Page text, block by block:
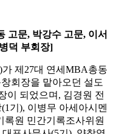
고문, 박강수 고문, 이서
덕 부회장]
제27대 연세MBA총동
회장을 맡아오던 설도
이 되었으며, 김경원 전
기), 이병무 아세아시멘
록원 민간기록조사위원